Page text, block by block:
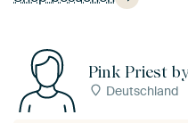
Pink Priest
Deutschland